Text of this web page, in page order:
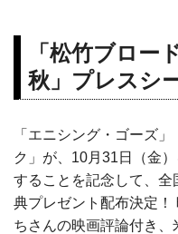
「松竹ブロー
秋」プレスシ
「エニシング・ゴーズ
ク」が、10月31日（金
することを記念して、
典プレゼント配布決定
ちさんの映画評論付き